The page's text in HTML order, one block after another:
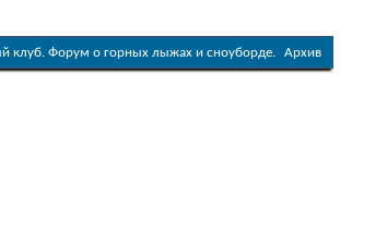
клуб. Форум о горных лыжах и сноуборде. Архив